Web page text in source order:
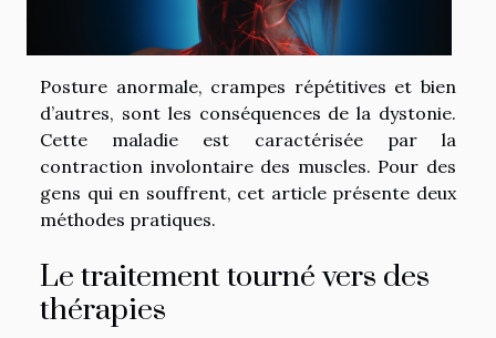
Posture anormale, crampes répétitives et bien
d’autres, sont les conséquences de la dystonie.
Cette maladie est caractérisée par la
contraction involontaire des muscles. Pour des
gens qui en souffrent, cet article présente deux
méthodes pratiques.
Le traitement tourné vers des
thérapies